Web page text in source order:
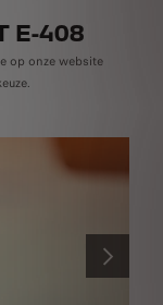
E-408
op onze website
VOLGENDE